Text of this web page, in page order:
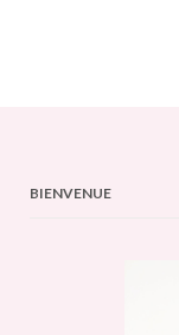
BIENVENUE